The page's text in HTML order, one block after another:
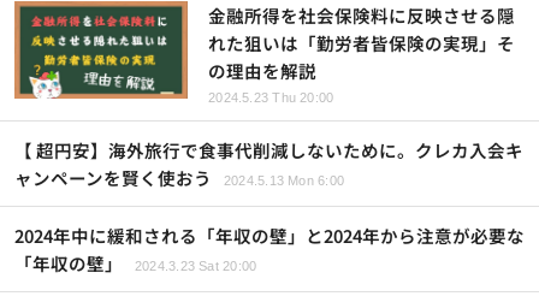
金融所得を社会保険料に反映させる隠
れた狙いは「勤労者皆保険の実現」そ
の理由を解説
2024.5.23 Thu 20:00
【 超円安】海外旅行で食事代削減しないために。クレカ入会キ
ャンペーンを賢く使おう
2024.5.13 Mon 6:00
2024年中に緩和される「年収の壁」と2024年から注意が必要な
「年収の壁」
2024.3.23 Sat 20:00